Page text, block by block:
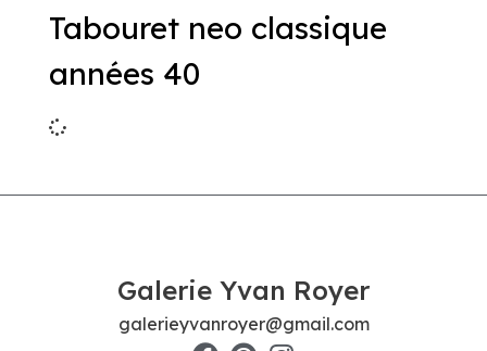
Tabouret neo classique
années 40
Galerie Yvan Royer
galerieyvanroyer@gmail.com